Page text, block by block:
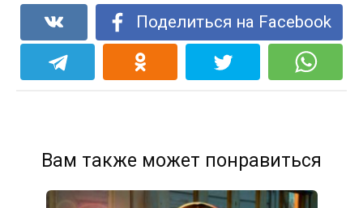
Поделиться на Facebook
Вам также может понравиться